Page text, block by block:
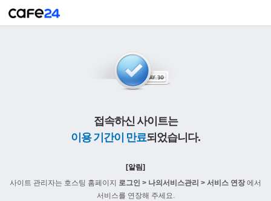
접속하신 사이트는
이용 기간이 만료되었습니다.
[알림]
사이트 관리자는 호스팅 홈페이지 로그인 > 나의서비스관리 > 서비스 연장에서
서비스를 연장해 주세요.